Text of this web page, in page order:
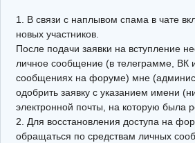
Поиск релейщика
Видео РЗиА
Фотохостинг
Телеграм
1. В связи с наплывом спама в чате
новых участников.
После подачи заявки на вступление
личное сообщение (в телеграмме, ВК
сообщениях на форуме) мне
одобрить заявку с указанием имени
электронной почты, на которую была
2. Для восстановления доступа на
обращаться по средствам личных